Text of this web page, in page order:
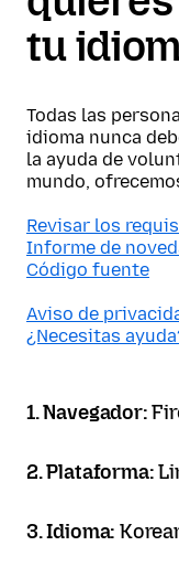
tu
Todas las
idioma nunca
la ayuda de
mundo,
Revisar los
Informe de
Código fuente
Aviso de
¿Necesitas
1. Navegador:
2. Plataforma:
3. Idioma: